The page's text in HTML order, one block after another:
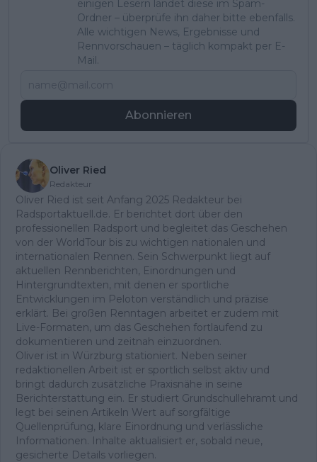
einigen Lesern landet diese im Spam-
Ordner – überprüfe ihn daher bitte ebenfalls.
Alle wichtigen News, Ergebnisse und
Rennvorschauen – täglich kompakt per E-
Mail.
Abonnieren
Oliver Ried
Redakteur
Oliver Ried ist seit Anfang 2025 Redakteur bei
Radsportaktuell.de. Er berichtet dort über den
professionellen Radsport und begleitet das Geschehen
von der WorldTour bis zu wichtigen nationalen und
internationalen Rennen. Sein Schwerpunkt liegt auf
aktuellen Rennberichten, Einordnungen und
Hintergrundtexten, mit denen er sportliche
Entwicklungen im Peloton verständlich und präzise
erklärt. Bei großen Renntagen arbeitet er zudem mit
Live-Formaten, um das Geschehen fortlaufend zu
dokumentieren und zeitnah einzuordnen.
Oliver ist in Würzburg stationiert. Neben seiner
redaktionellen Arbeit ist er sportlich selbst aktiv und
bringt dadurch zusätzliche Praxisnähe in seine
Berichterstattung ein. Er studiert Grundschullehramt und
legt bei seinen Artikeln Wert auf sorgfältige
Quellenprüfung, klare Einordnung und verlässliche
Informationen. Inhalte aktualisiert er, sobald neue,
gesicherte Details vorliegen.